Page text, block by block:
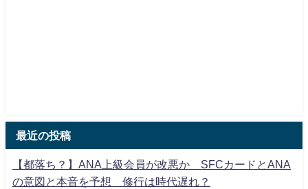
最近の投稿
【都落ち？】ANA上級会員が改悪か SFCカードとANA
の意図と本音を予想 修行は時代遅れ？